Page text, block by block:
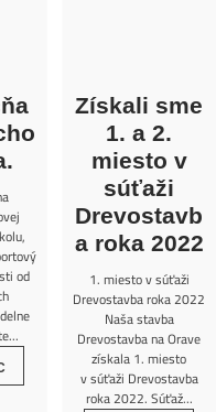
od
Získali sme
1. a 2.
miesto v
súťaži
Drevostavb
a roka 2022
1. miesto v súťaži
Drevostavba roka 2022
Naša stavba
Drevostavba na Orave
získala 1. miesto
v súťaži Drevostavba
roka 2022. Súťaž...